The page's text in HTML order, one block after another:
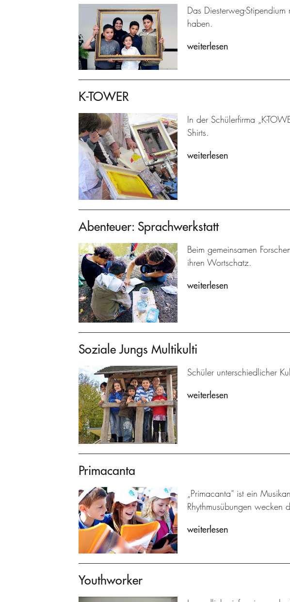
Das Diesterweg-
haben.
weiterlesen
K-TOWER
In der Schülerfirma „K-
Shirts.
weiterlesen
Abenteuer: Sprachwerkstatt
Beim gemeinsamen
ihren Wortschatz.
weiterlesen
Soziale Jungs Multikulti
Schüler unterschiedlicher
weiterlesen
Primacanta
„Primacanta“ ist ein
Rhythmusübungen wecken
weiterlesen
Youthworker